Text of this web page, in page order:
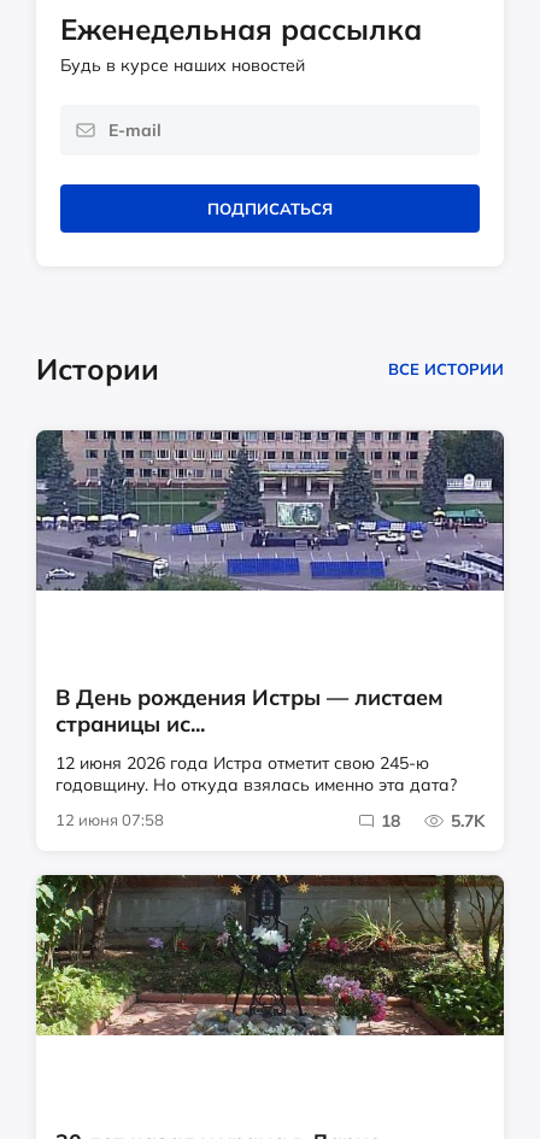
Еженедельная рассылка
Будь в курсе наших новостей
ПОДПИСАТЬСЯ
Истории ВСЕ ИСТОРИИ
В День рождения Истры — листаем
страницы ис...
12 июня 2026 года Истра отметит свою 245-ю
годовщину. Но откуда взялась именно эта дата?
12 июня 07:58 18 5.7K